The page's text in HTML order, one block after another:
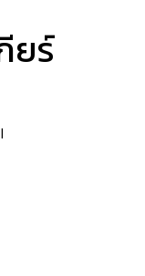
ยร์
|